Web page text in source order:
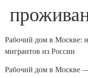
Рабочий дом в Москве:
мигрантов из России
Рабочий дом в Москве